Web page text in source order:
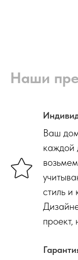
Наши
Ваш
каждой
стиль